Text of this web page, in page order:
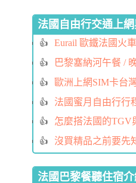
法國自由行交通上
Eurail 歐鐵法國火
巴黎塞納河午餐 /
歐洲上網SIM卡台
法國蜜月自由行行
怎麼搭法國的TGV
沒買精品之前要先
法國巴黎餐聽住宿